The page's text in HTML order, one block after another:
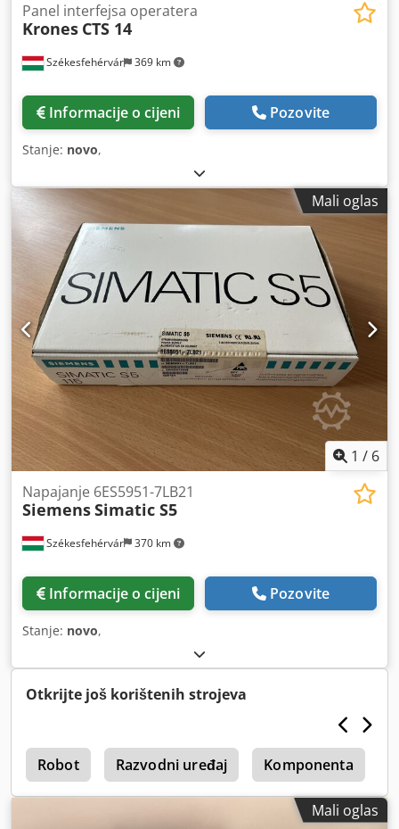
Székesfehérvár 369 km
Panel interfejsa operatera
Krones CTS 14
Informacije o cijeni Pozovite
Stanje: novo,
Mali oglas
1 / 6
Székesfehérvár 370 km
Napajanje 6ES5951-7LB21
SiemensSimatic S5
Informacije o cijeni Pozovite
Stanje: novo,
Otkrijte još korištenih strojeva
Robot Razvodni uređaj Komponenta
Mali oglas